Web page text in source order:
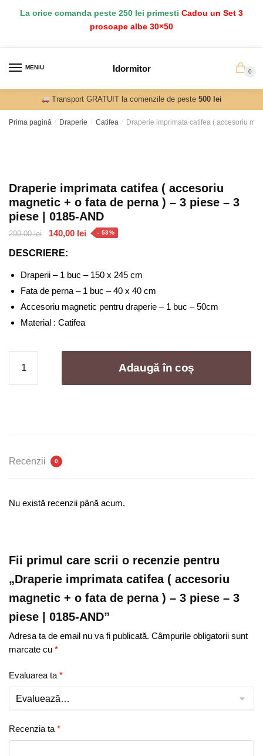
La orice comanda peste 250 lei primesti Cadou un Set 3
prosoape albe 30×50
MENIU Idormitor 0
Transport GRATUIT la comenzile de peste500 lei
Prima pagină / Draperie / Catifea / Draperie imprimata catifea ( accesoriu
Draperie imprimata catifea ( accesoriu
magnetic + o fata de perna ) – 3 piese – 3
piese | 0185-AND
299,00lei
Prețul
a
fost:
299,00 lei.
140,00 lei Prețul
140,00 lei.
- 53%
DESCRIERE:
Draperii – 1 buc – 150 x 245 cm
Fata de perna – 1 buc – 40 x 40 cm
Accesoriu magnetic pentru draperie – 1 buc – 50cm
Material : Catifea
Draperie
imprimata
+
de
3
piese
–
3
piese
|
0185-
AND
Adaugă în coș
Recenzii 0
Nu există recenzii până acum.
Fii primul care scrii o recenzie pentru
„Draperie imprimata catifea ( accesoriu
magnetic + o fata de perna ) – 3 piese – 3
piese | 0185-AND”
Adresa ta de email nu va fi publicată. Câmpurile obligatorii sunt
marcate cu *
Evaluarea ta *
Recenzia ta *